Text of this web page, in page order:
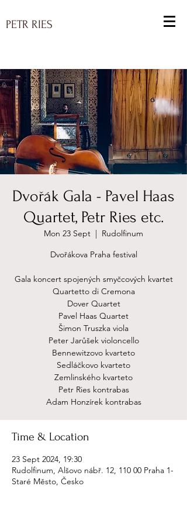
PETR RIES
Dvořák Gala - Pavel Haas
Quartet, Petr Ries etc.
Mon 23 Sept
  |
Rudolfinum
Dvořákova Praha festival
Gala koncert spojených smyčcových kvartet
Quartetto di Cremona
Dover Quartet
Pavel Haas Quartet
Šimon Truszka viola
Peter Jarůšek violoncello
Bennewitzovo kvarteto
Sedláčkovo kvarteto
Zemlinského kvarteto
Petr Ries kontrabas
Adam Honzírek kontrabas
Time & Location
23 Sept 2024, 19:30
Rudolfinum, Alšovo nábř. 12, 110 00 Praha 1-
Staré Město, Česko